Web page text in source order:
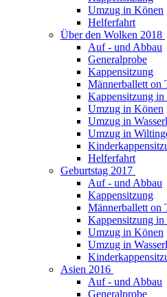
Umzug in Könen
Helferfahrt
Über den Wolken 2018
Auf - und Abbau
Generalprobe
Kappensitzung
Männerballett on
Kappensitzung in
Umzug in Könen
Umzug in
Umzug in
Helferfahrt
Geburtstag 2017
Auf - und Abbau
Kappensitzung
Männerballett on
Kappensitzung in
Umzug in Könen
Umzug in
Asien 2016
Auf - und Abbau
Generalprobe